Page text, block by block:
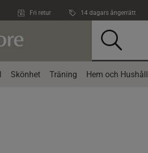
Fri retur 14 dagars ångerrätt
Skönhet Träning Hem och Hushåll